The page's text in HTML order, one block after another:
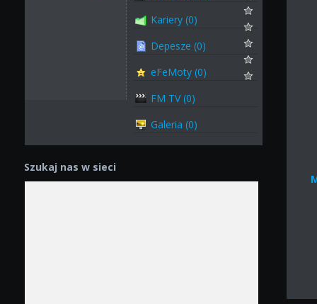
Kariery (0)
Depesze (0)
eFeMoty (0)
FM TV (0)
Galeria (0)
Szukaj nas w sieci